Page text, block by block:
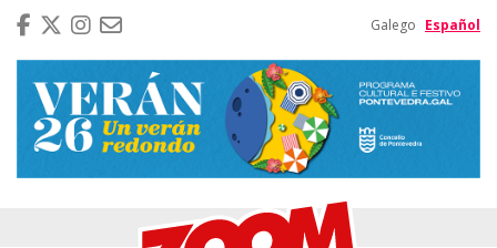
Galego Español